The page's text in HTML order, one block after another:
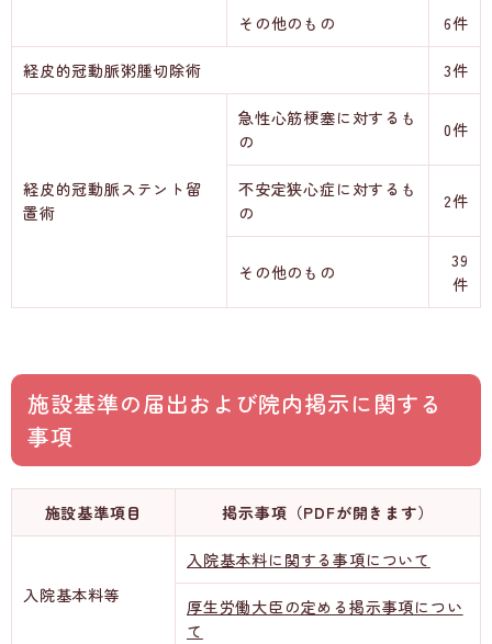
その他のもの 6件
経皮的冠動脈粥腫切除術 3件
経皮的冠動脈ステント留
置術
急性心筋梗塞に対するも
の
0件
不安定狭心症に対するも
の
2件
その他のもの
39
件
施設基準の届出および院内掲示に関する
事項
施設基準項目 掲示事項（PDFが開きます）
入院基本料等
入院基本料に関する事項について
厚生労働大臣の定める掲示事項につい
て